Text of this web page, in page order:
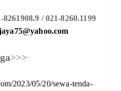
/ 021-8260.1199
>>>
2023/05/20/sewa-tenda-